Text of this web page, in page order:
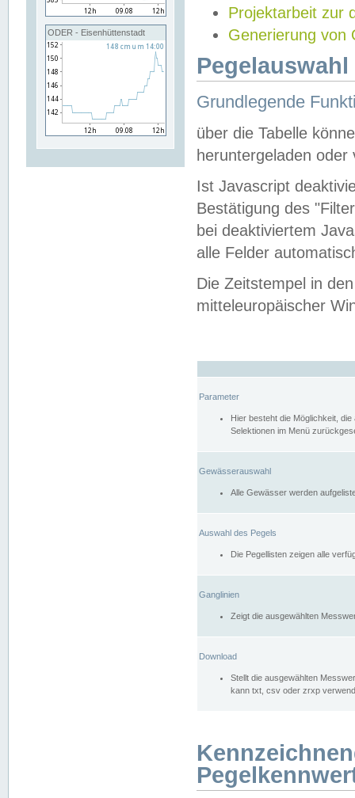
ODER - Eisenhüttenstadt
Projektarbeit zur
Generierung von
Grundlegende
über die Tabelle
heruntergeladen oder
Ist Javascript
Bestätigung des
bei deaktiviertem
alle Felder
Die Zeitstempel in
mitteleuropäischer
Parameter
Hier besteht die Möglichkeit,
Selektionen im Menü
Gewässerauswahl
Alle Gewässer werden
Auswahl des Pegels
Die Pegellisten zeigen alle
Ganglinien
Zeigt die ausgewählten
Download
Stellt die ausgewählten
kann txt, csv oder zrxp